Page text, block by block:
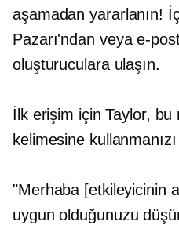
aşamadan yararlanın!
Pazarı'ndan veya e-
oluşturuculara ulaşın.
İlk erişim için Taylor, bu
kelimesine
"Merhaba [etkileyicinin
uygun olduğunuzu